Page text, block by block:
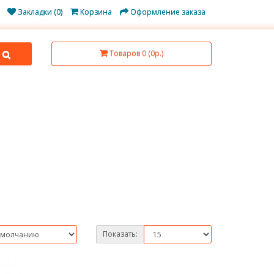
Закладки (0) Корзина Оформление заказа
Товаров 0 (0р.)
Показать: